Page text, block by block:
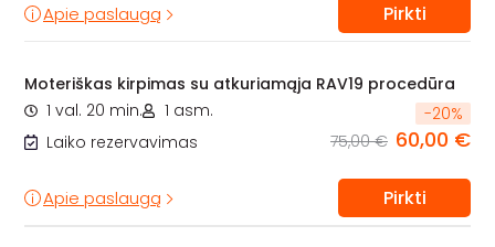
Apie paslaugą Pirkti
Moteriškas kirpimas su atkuriamąja RAV19 procedūra
1 val. 20 min.
1 asm.
Laiko rezervavimas
-20%
75,00 € 60,00 €
Apie paslaugą Pirkti